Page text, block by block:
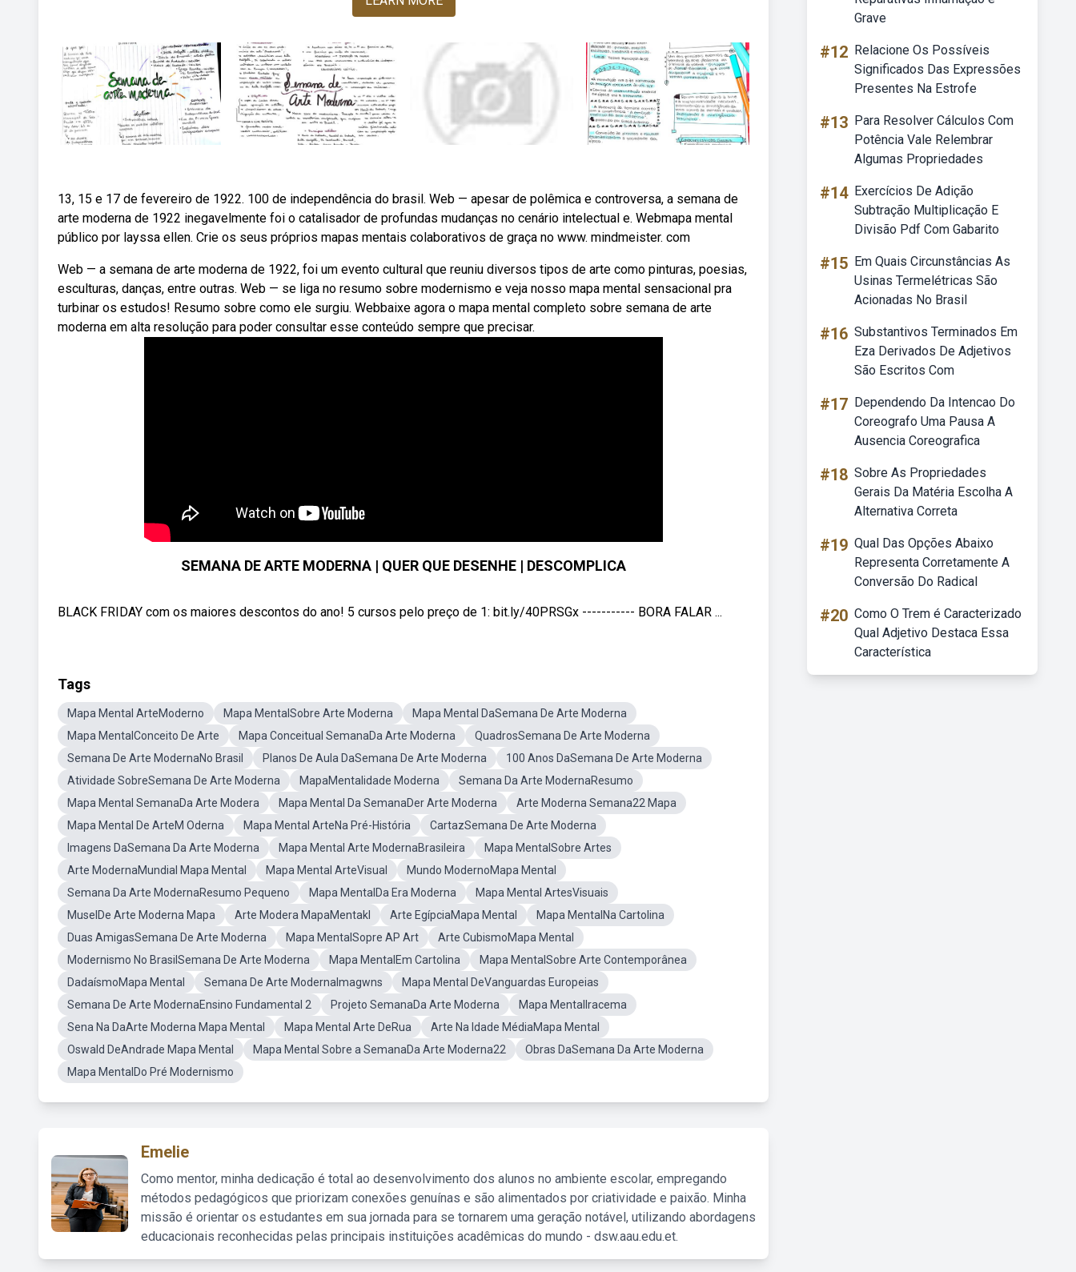
13, 15 e 17 de fevereiro de 1922. 100 de independência do brasil. Web — apesar de polêmica e controversa, a semana de
arte moderna de 1922 inegavelmente foi o catalisador de profundas mudanças no cenário intelectual e. Webmapa mental
público por layssa ellen. Crie os seus próprios mapas mentais colaborativos de graça no www. mindmeister. com
Web — a semana de arte moderna de 1922, foi um evento cultural que reuniu diversos tipos de arte como pinturas, poesias,
esculturas, danças, entre outras. Web — se liga no resumo sobre modernismo e veja nosso mapa mental sensacional pra
turbinar os estudos! Resumo sobre como ele surgiu. Webbaixe agora o mapa mental completo sobre semana de arte
moderna em alta resolução para poder consultar esse conteúdo sempre que precisar.
SEMANA DE ARTE MODERNA | QUER QUE DESENHE | DESCOMPLICA
BLACK FRIDAY com os maiores descontos do ano! 5 cursos pelo preço de 1: bit.ly/40PRSGx ----------- BORA FALAR ...
Tags
Mapa Mental ArteModerno Mapa MentalSobre Arte Moderna
Mapa Mental DaSemana De Arte Moderna
Mapa MentalConceito De Arte
Mapa Conceitual SemanaDa Arte Moderna
QuadrosSemana De Arte Moderna
Semana De Arte ModernaNo Brasil
Planos De Aula DaSemana De Arte Moderna
100 Anos DaSemana De Arte Moderna
Atividade SobreSemana De Arte Moderna
MapaMentalidade Moderna
Semana Da Arte ModernaResumo
Mapa Mental SemanaDa Arte Modera
Mapa Mental Da SemanaDer Arte Moderna
Arte Moderna Semana22 Mapa
Mapa Mental De ArteM Oderna
Mapa Mental ArteNa Pré-História
CartazSemana De Arte Moderna
Imagens DaSemana Da Arte Moderna
Mapa Mental Arte ModernaBrasileira
Mapa MentalSobre Artes
Arte ModernaMundial Mapa Mental
Mapa Mental ArteVisual
Mundo ModernoMapa Mental
Semana Da Arte ModernaResumo Pequeno
Mapa MentalDa Era Moderna
Mapa Mental ArtesVisuais
MuselDe Arte Moderna Mapa
Arte Modera MapaMentakl Arte EgípciaMapa Mental
Mapa MentalNa Cartolina
Duas AmigasSemana De Arte Moderna
Mapa MentalSopre AP Art
Arte CubismoMapa Mental
Modernismo No BrasilSemana De Arte Moderna
Mapa MentalEm Cartolina
Mapa MentalSobre Arte Contemporânea
DadaísmoMapa Mental
Semana De Arte ModernaImagwns
Mapa Mental DeVanguardas Europeias
Semana De Arte ModernaEnsino Fundamental 2
Projeto SemanaDa Arte Moderna
Mapa MentalIracema
Sena Na DaArte Moderna Mapa Mental
Mapa Mental Arte DeRua
Arte Na Idade MédiaMapa Mental
Oswald DeAndrade Mapa Mental
Mapa Mental Sobre a SemanaDa Arte Moderna22
Obras DaSemana Da Arte Moderna
Mapa MentalDo Pré Modernismo
Emelie
Como mentor, minha dedicação é total ao desenvolvimento dos alunos no ambiente escolar, empregando
métodos pedagógicos que priorizam conexões genuínas e são alimentados por criatividade e paixão. Minha
missão é orientar os estudantes em sua jornada para se tornarem uma geração notável, utilizando abordagens
educacionais reconhecidas pelas principais instituições acadêmicas do mundo - dsw.aau.edu.et.
Grave
#12 Relacione Os Possíveis
Significados Das Expressões
Presentes Na Estrofe
#13 Para Resolver Cálculos Com
Potência Vale Relembrar
Algumas Propriedades
#14 Exercícios De Adição
Subtração Multiplicação E
Divisão Pdf Com Gabarito
#15 Em Quais Circunstâncias As
Usinas Termelétricas São
Acionadas No Brasil
#16 Substantivos Terminados Em
Eza Derivados De Adjetivos
São Escritos Com
#17 Dependendo Da Intencao Do
Coreografo Uma Pausa A
Ausencia Coreografica
#18 Sobre As Propriedades
Gerais Da Matéria Escolha A
Alternativa Correta
#19 Qual Das Opções Abaixo
Representa Corretamente A
Conversão Do Radical
#20 Como O Trem é Caracterizado
Qual Adjetivo Destaca Essa
Característica